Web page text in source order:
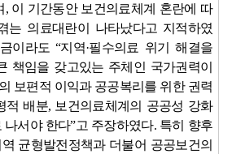
, 이 기간동안 보건의료체계 혼란에 따
는 의료대란이 나타났다고 지적하였
이라도“지역·필수의료 위기 해결을
책임을 갖고있는 주체인 국가권력이
보편적 이익과 공공복리를 위한 권력
적 배분, 보건의료체계의 공공성 강화
나서야 한다”고 주장하였다. 특히 향후
균형발전정책과 더불어 공공보건의